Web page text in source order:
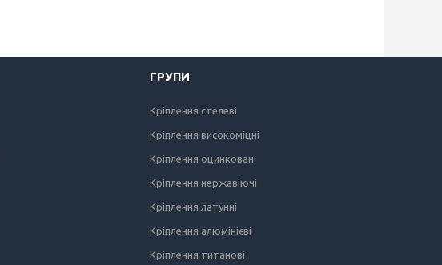
ГРУПИ
Кріплення стелеві
Кріплення високоміцні
Кріплення оцинковані
Кріплення нержавіючі
Кріплення латунні
Кріплення алюмінієві
Кріплення титанові